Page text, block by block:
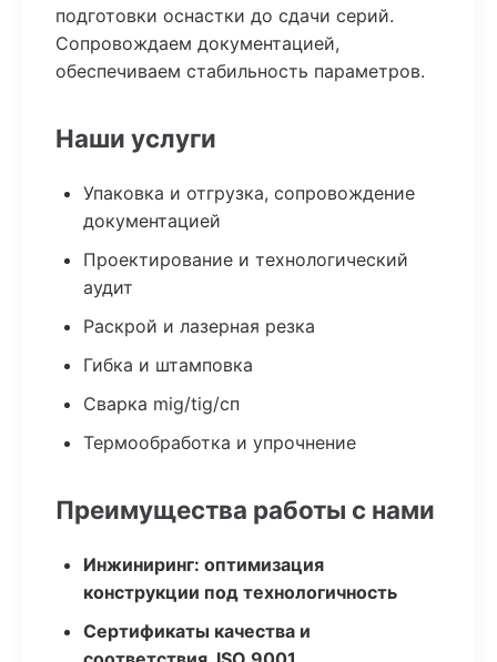
подготовки оснастки до сдачи серий.
Сопровождаем документацией,
обеспечиваем стабильность параметров.
Наши услуги
Упаковка и отгрузка, сопровождение
документацией
Проектирование и технологический
аудит
Раскрой и лазерная резка
Гибка и штамповка
Сварка mig/tig/сп
Термообработка и упрочнение
Преимущества работы с нами
Инжиниринг: оптимизация
конструкции под технологичность
Сертификаты качества и